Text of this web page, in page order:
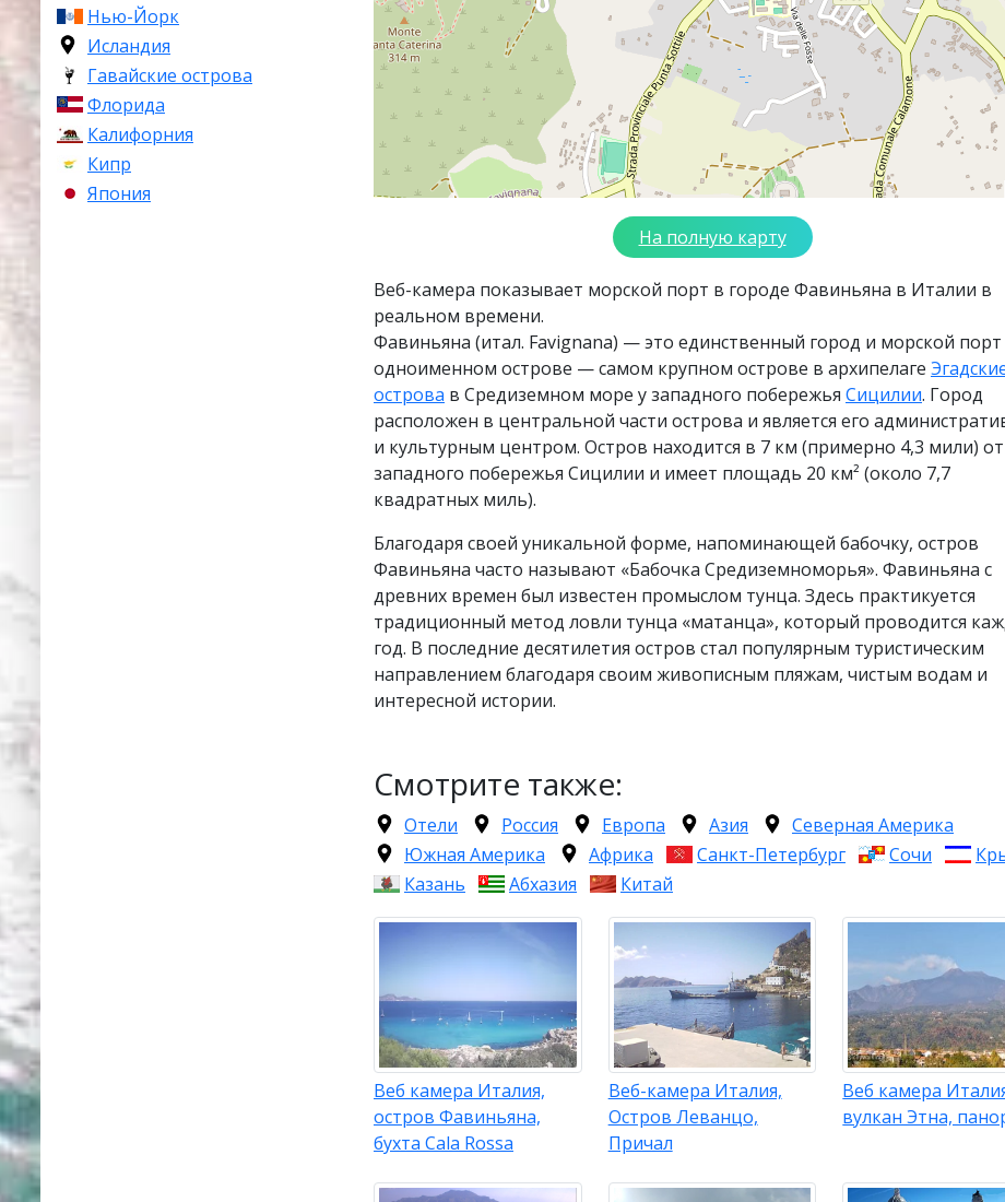
Нью-Йорк
Исландия
Гавайские острова
Флорида
Калифорния
Кипр
Япония
На полную карту
Веб-камера показывает морской порт в городе Фавиньяна в Италии в
реальном времени.
Фавиньяна (итал. Favignana) — это единственный город и морской порт
одноименном острове — самом крупном острове в архипелаге
острова в Средиземном море у западного побережья Сицилии. Город
расположен в центральной части острова и является его
и культурным центром. Остров находится в 7 км (примерно 4,3 мили) от
западного побережья Сицилии и имеет площадь 20 км² (около 7,7
квадратных миль).
Благодаря своей уникальной форме, напоминающей бабочку, остров
Фавиньяна часто называют «Бабочка Средиземноморья». Фавиньяна с
древних времен был известен промыслом тунца. Здесь практикуется
традиционный метод ловли тунца «матанца», который проводится
год. В последние десятилетия остров стал популярным туристическим
направлением благодаря своим живописным пляжам, чистым водам и
интересной истории.
Смотрите также:
Отели Россия Европа Азия
Северная Америка
Южная Америка
Африка Санкт-Петербург Сочи
Казань
Абхазия Китай
Веб камера Италия,
остров Фавиньяна,
бухта Cala Rossa
Веб-камера Италия,
Остров Леванцо,
Причал
Веб камера
вулкан Этна,